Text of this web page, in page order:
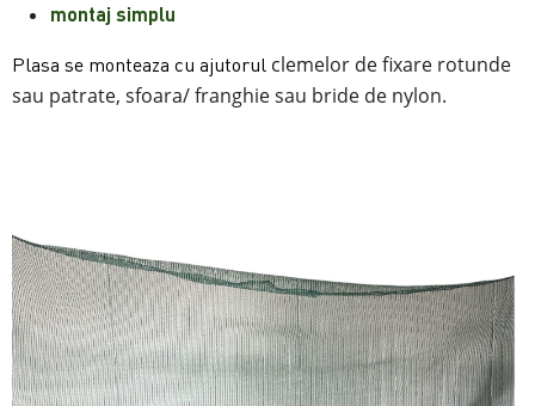
montaj simplu
Plasa se monteaza cu ajutorul clemelor de fixare rotunde
sau patrate, sfoara/ franghie sau bride de nylon.